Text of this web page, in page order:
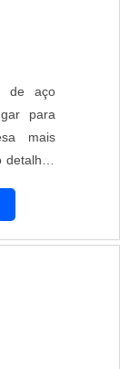
de aço
para
mais
detalhes
não
A